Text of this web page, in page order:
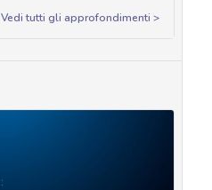
Vedi tutti gli approfondimenti >